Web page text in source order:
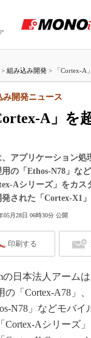
つ
> 組み込み開発 > 「Cortex-A
A」
み開発ニュース
アプリケーション処
用の「Ethos-N78」な
Aシリーズ」をカ
された「Cortex-X1」
05月28日 06時30分 公開
印刷する
日本法人アームは
の「Cortex-A78」
N78」などモバ
Cortex-Aシリーズ